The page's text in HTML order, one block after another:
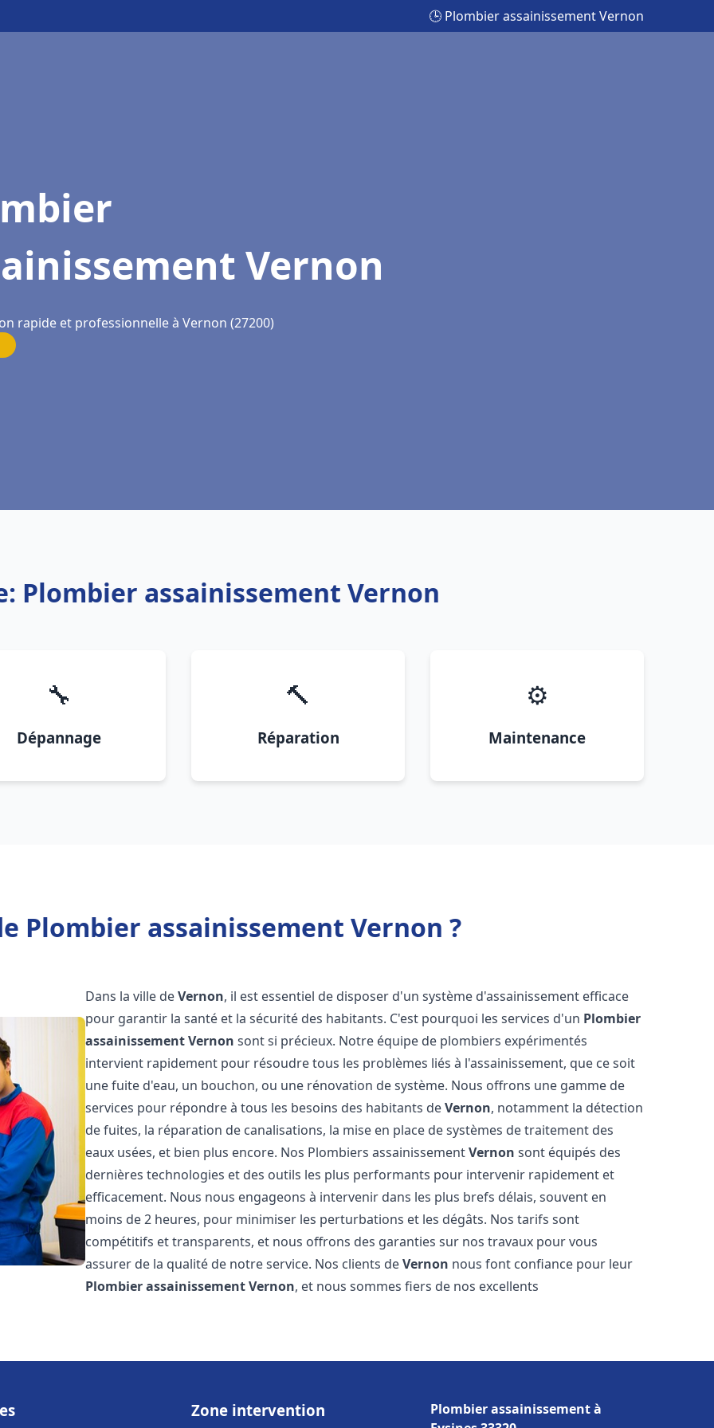
🕒 Plombier assainissement Vernon
Vernon
rapide et professionnelle à Vernon (27200)
Plombier assainissement Vernon
🔧
Dépannage
🔨
Réparation
⚙️
Maintenance
Plombier assainissement Vernon ?
Dans la ville deVernon, il est essentiel de disposer d'un système d'assainissement efficace
pour garantir la santé et la sécurité des habitants. C'est pourquoi les services d'un Plombier
assainissementVernon sont si précieux. Notre équipe de plombiers expérimentés
intervient rapidement pour résoudre tous les problèmes liés à l'assainissement, que ce soit
une fuite d'eau, un bouchon, ou une rénovation de système. Nous offrons une gamme de
services pour répondre à tous les besoins des habitants deVernon, notamment la détection
de fuites, la réparation de canalisations, la mise en place de systèmes de traitement des
eaux usées, et bien plus encore. Nos Plombiers assainissementVernon sont équipés des
dernières technologies et des outils les plus performants pour intervenir rapidement et
efficacement. Nous nous engageons à intervenir dans les plus brefs délais, souvent en
moins de 2 heures, pour minimiser les perturbations et les dégâts. Nos tarifs sont
compétitifs et transparents, et nous offrons des garanties sur nos travaux pour vous
assurer de la qualité de notre service. Nos clients deVernon nous font confiance pour leur
Plombier assainissementVernon, et nous sommes fiers de nos excellents
Zone intervention
Plombier assainissement à